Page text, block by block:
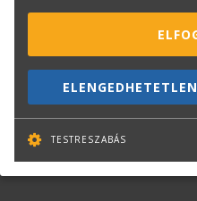
Kedvezményes csomagajánlat
11 761 Ft
TESTRESZABÁS